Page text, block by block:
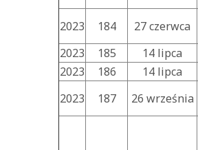
2023 184 27 czerwca
2023
185 14 lipca
2023
186 14 lipca
2023
187 26 września